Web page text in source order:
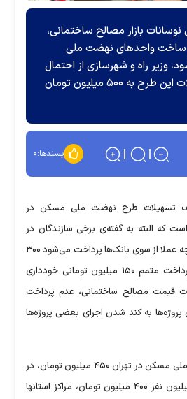
بازار مصالح ساختمانی،
ساخت واحد‌های نهضت ملی
راه و شهرسازی از احتمال
افزایش سقف تسهیلات این طرح به ۵۰۰ میلیون تومان
پسندها:۰
تسهیلات طرح نهضت ملی مسکن در
است که البته به گفته‌ی برخی سازندگان در
شهرهای اطراف پایتخت، آن‌چه عملا از سوی بانک‌ها پرداخت می‌شود ۳۰۰
میلیون تومان است و از پرداخت متمم ۱۵۰ میلیون تومانی خودداری
قیمت مصالح ساختمانی، عدم پرداخت
پروژه‌ها به کند شدن اجرای بعضی پروژه‌ها
مبلغ تسهیلات طرح نهضت ملی مسکن در تهران ۴۵۰ میلیون تومان، در
کلان‌شهرهای بیش از یک میلیون نفر ۴۰۰ میلیون تومان، مراکز استانها